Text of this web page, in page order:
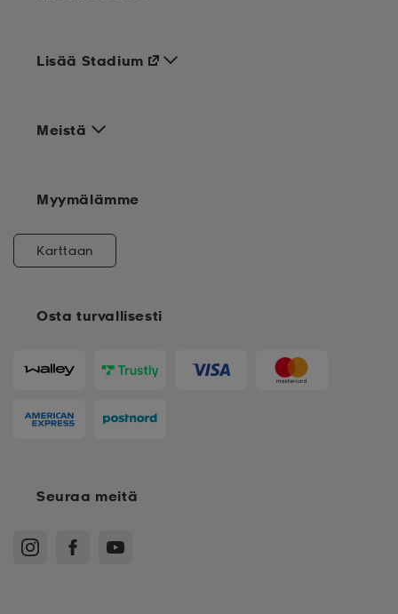
Meistä
Osta turvallisesti
Lisää Stadium
Myymälämme
Karttaan
Seuraa meitä